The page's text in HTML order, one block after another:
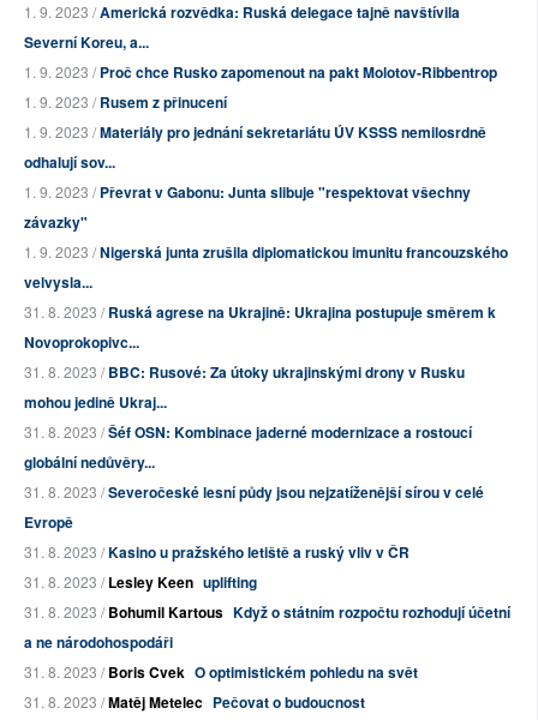
1. 9. 2023 /Americká rozvědka: Ruská delegace tajně navštívila
Severní Koreu, a...
1. 9. 2023 /Proč chce Rusko zapomenout na pakt Molotov-Ribbentrop
1. 9. 2023 /Rusem z přinucení
1. 9. 2023 /Materiály pro jednání sekretariátu ÚV KSSS nemilosrdně
odhalují sov...
1. 9. 2023 /Převrat v Gabonu: Junta slibuje "respektovat všechny
závazky"
1. 9. 2023 /Nigerská junta zrušila diplomatickou imunitu francouzského
velvysla...
31. 8. 2023 /Ruská agrese na Ukrajině: Ukrajina postupuje směrem k
Novoprokopivc...
31. 8. 2023 /BBC: Rusové: Za útoky ukrajinskými drony v Rusku
mohou jedině Ukraj...
31. 8. 2023 /Šéf OSN: Kombinace jaderné modernizace a rostoucí
globální nedůvěry...
31. 8. 2023 /Severočeské lesní půdy jsou nejzatíženější sírou v celé
Evropě
31. 8. 2023 /Kasino u pražského letiště a ruský vliv v ČR
31. 8. 2023 /Lesley Keen uplifting
31. 8. 2023 /Bohumil Kartous Když o státním rozpočtu rozhodují účetní
a ne národohospodáři
31. 8. 2023 /Boris Cvek O optimistickém pohledu na svět
31. 8. 2023 /Matěj Metelec Pečovat o budoucnost